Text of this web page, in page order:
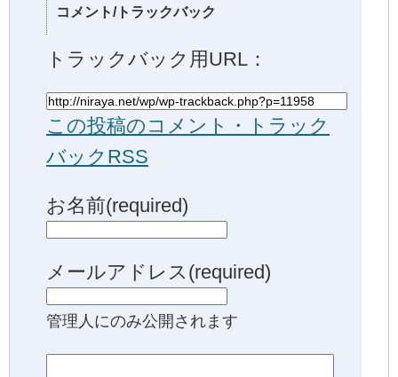
コメント/トラックバック
トラックバック用URL：
この投稿のコメント・トラック
バックRSS
お名前(required)
メールアドレス(required)
管理人にのみ公開されます